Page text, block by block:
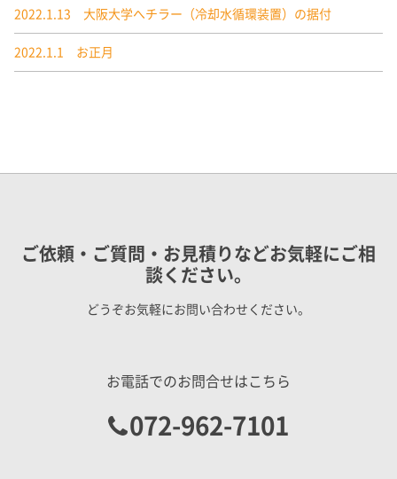
2022.1.13 大阪大学へチラー（冷却水循環装置）の据付
2022.1.1 お正月
ご依頼・ご質問・お見積りなどお気軽にご相
談ください。
どうぞお気軽にお問い合わせください。
お電話でのお問合せはこちら
072-962-7101